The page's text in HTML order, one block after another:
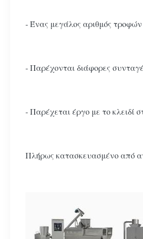
- Ένας μεγάλος αριθμός
- Παρέχονται διάφορες
- Παρέχεται έργο με το κλειδί
Πλήρως κατασκευασμένο από